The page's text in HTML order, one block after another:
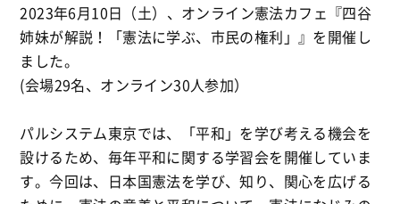
2023年6月10日（土）、オンライン憲法カフェ『四谷
姉妹が解説！「憲法に学ぶ、市民の権利」』を開催し
ました。
(会場29名、オンライン30人参加）
パルシステム東京では、「平和」を学び考える機会を
設けるため、毎年平和に関する学習会を開催していま
す。今回は、日本国憲法を学び、知り、関心を広げる